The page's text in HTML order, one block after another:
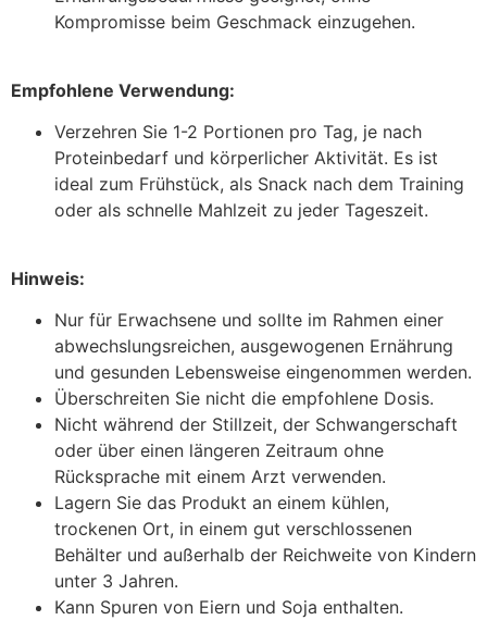
Kompromisse beim Geschmack einzugehen.
Empfohlene Verwendung:
Verzehren Sie 1-2 Portionen pro Tag, je nach
Proteinbedarf und körperlicher Aktivität. Es ist
ideal zum Frühstück, als Snack nach dem Training
oder als schnelle Mahlzeit zu jeder Tageszeit.
Hinweis:
Nur für Erwachsene und sollte im Rahmen einer
abwechslungsreichen, ausgewogenen Ernährung
und gesunden Lebensweise eingenommen werden.
Überschreiten Sie nicht die empfohlene Dosis.
Nicht während der Stillzeit, der Schwangerschaft
oder über einen längeren Zeitraum ohne
Rücksprache mit einem Arzt verwenden.
Lagern Sie das Produkt an einem kühlen,
trockenen Ort, in einem gut verschlossenen
Behälter und außerhalb der Reichweite von Kindern
unter 3 Jahren.
Kann Spuren von Eiern und Soja enthalten.